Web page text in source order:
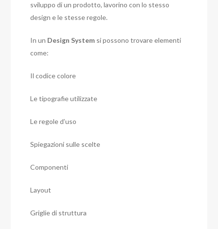
sviluppo di un prodotto, lavorino con lo stesso
design e le stesse regole.
In un Design System si possono trovare elementi
come:
Il codice colore
Le tipografie utilizzate
Le regole d’uso
Spiegazioni sulle scelte
Componenti
Layout
Griglie di struttura